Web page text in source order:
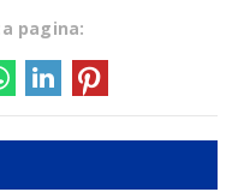
pagina: